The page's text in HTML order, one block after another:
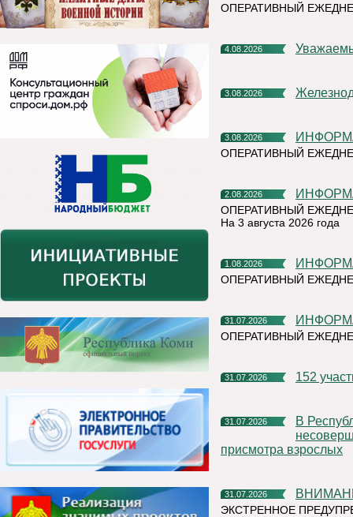
ОПЕРАТИВНЫЙ
4.08.2026
3.08.2026
3.08.2026
ОПЕРАТИВНЫЙ
2.08.2026
ОПЕРАТИВНЫЙ
На 3 августа 2026 года
1.08.2026
ОПЕРАТИВНЫЙ
31.07.2026
ОПЕРАТИВНЫЙ
31.07.2026 152
31.07.2026
В Республике Коми участились случаи нахождения и купания
присмотра взрослых
31.07.2026
ЭКСТРЕННОЕ